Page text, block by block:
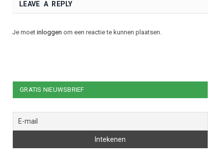
LEAVE A REPLY
Je moet inloggen om een reactie te kunnen plaatsen.
GRATIS NIEUWSBRIEF